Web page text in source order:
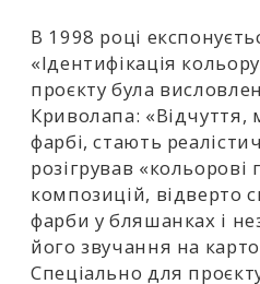
В 1998 році
«Ідентифікація
проєкту була
Криволапа: «Відчуття,
фарбі, стають
розігрував
композицій, відверто
фарби у бляшанках і
його звучання на
Спеціально для